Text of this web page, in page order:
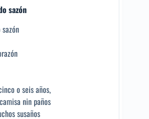
sazón
o seis años,
nin paños
susaños